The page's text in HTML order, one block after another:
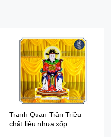
Tranh Quan Trần Triều
chất liệu nhựa xốp